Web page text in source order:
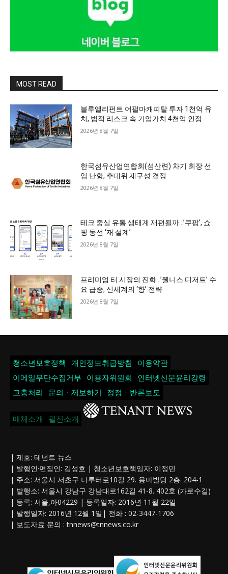
MOST READ
블루엘리펀트 어펄마캐피탈 투자 1천억 유
치, 법적 리스크 속 기업가치 4천억 인정
2026년 8월 7일
한국섬유산업연합회(섬산련) 차기 회장 선
임 난항, 추대위 재구성 결정
2026년 8월 7일
테크 중심 유통 생태계 재편될까…’쿠팡’, 쇼
핑 동선 ‘재 설계’
2026년 8월 7일
프리미엄 티 시장의 진화…’웰니스 디저트’ 수
요 급증, 신세계의 ‘향’ 전략
2026년 8월 7일
청소년보호정책 개인정보취급방침
이용약관
이메일무단수집거부
이용자위원회
인터넷신문윤리강령
고충처리
문의ㆍ제보하기 정정ㆍ반론보도
매체소개 필진소개
| 제호: 테넌트 뉴스
| 발행인·편집인: 김성호 | 청소년보호책임자: 이정민
| 주소: 서울시 서초구 나루터로10길 29. 용마빌딩 2층. 204-1
| 발행소: 서울시 강남구 강남대로162길 41-8. 402호 (가로수길)
| 등록: 서울,아04229 | 등록일자: 2016년 11월 22일
| 발행일자: 2016년 12월 1일| 전화 : 02-3447-1706
| 보도자료 문의 :tnnews@tnnews.co.kr